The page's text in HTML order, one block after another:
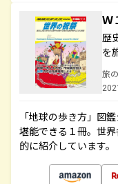
Ｗ
歴
を
旅
「地球の歩き方」図
堪能できる１冊。世
的に紹介しています。